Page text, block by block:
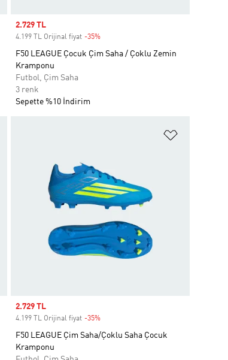
Sale price
2.729 TL
4.199 TL Orijinal fiyat -35%Discount
F50 LEAGUE Çocuk Çim Saha / Çoklu Zemin
Kramponu
Futbol, Çim Saha
3 renk
Sepette %10 İndirim
Sale price
2.729 TL
4.199 TL Orijinal fiyat -35%Discount
F50 LEAGUE Çim Saha/Çoklu Saha Çocuk
Kramponu